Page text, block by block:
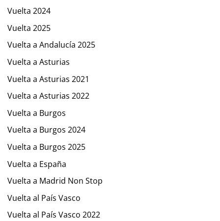
Vuelta 2024
Vuelta 2025
Vuelta a Andalucía 2025
Vuelta a Asturias
Vuelta a Asturias 2021
Vuelta a Asturias 2022
Vuelta a Burgos
Vuelta a Burgos 2024
Vuelta a Burgos 2025
Vuelta a España
Vuelta a Madrid Non Stop
Vuelta al País Vasco
Vuelta al País Vasco 2022